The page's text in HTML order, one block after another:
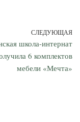
СЛЕДУЮЩАЯ
школа-интернат
6 комплектов
мебели «Мечта»